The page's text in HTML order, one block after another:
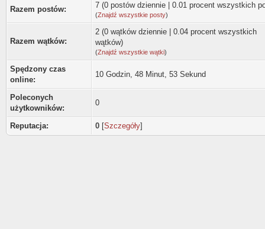
Razem postów: 7 (0 postów dziennie | 0.01 procent wszystkich
(Znajdź wszystkie posty)
Razem wątków:
2 (0 wątków dziennie | 0.04 procent wszystkich
wątków)
(Znajdź wszystkie wątki)
Spędzony czas
online:
10 Godzin, 48 Minut, 53 Sekund
Poleconych
użytkowników:
0
Reputacja: 0 [Szczegóły]